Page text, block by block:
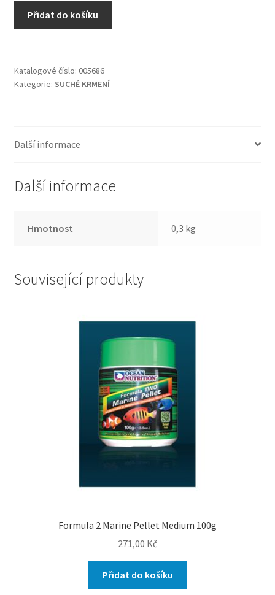
Formula
Small
200g
Přidat do košíku
Katalogové číslo: 005686
Kategorie: SUCHÉ KRMENÍ
Další informace
Další informace
Hmotnost 0,3 kg
Související produkty
Formula 2 Marine Pellet Medium 100g
271,00 Kč
Přidat do košíku